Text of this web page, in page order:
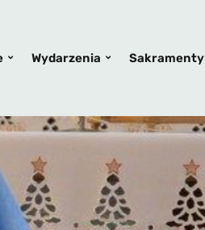
Wydarzenia Sakramenty